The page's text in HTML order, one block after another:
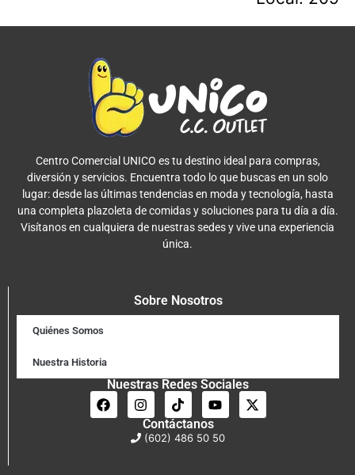
Centro Comercial UNICO es tu destino ideal para compras,
diversión y servicios. Encuentra todo lo que buscas en un solo
lugar: desde las últimas tendencias en moda y tecnología, hasta
una completa plazoleta de comidas y soluciones para tu día a día.
Visítanos en cualquiera de nuestras sedes y vive una experiencia
única.
Sobre Nosotros
Quiénes Somos
Nuestra Historia
Nuestras Redes Sociales
Contáctanos
(602) 486 50 50